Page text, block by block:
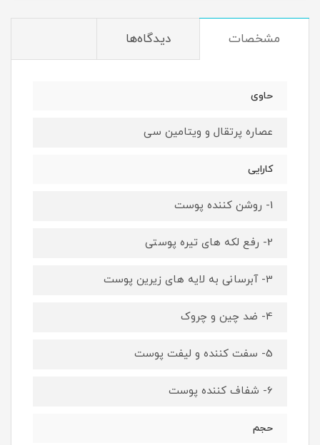
مشخصات دیدگاه‌ها
حاوی
عصاره پرتقال و ویتامین سی
کارایی
1- روشن کننده پوست
2- رفع لکه های تیره پوستی
3- آبرسانی به لایه های زیرین پوست
4- ضد چین و چروک
5- سفت کننده و لیفت پوست
6- شفاف کننده پوست
حجم